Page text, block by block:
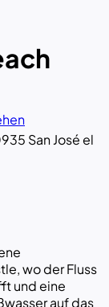
San José el
wo der Fluss
und eine
auf das